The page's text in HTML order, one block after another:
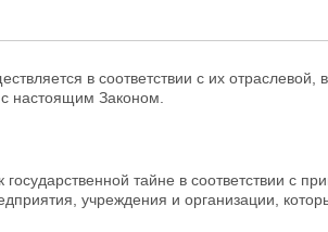
в соответствии с их
настоящим Законом.
тайне в соответствии с
учреждения и организации,